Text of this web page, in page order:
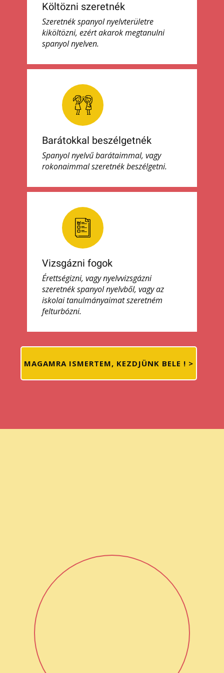
Költözni szeretnék
Szeretnék spanyol nyelvterületre
kiköltözni, ezért akarok megtanulni
spanyol nyelven.
Barátokkal beszélgetnék
Spanyol nyelvű barátaimmal, vagy
rokonaimmal szeretnék beszélgetni.
Vizsgázni fogok
Érettségizni, vagy nyelvvizsgázni
szeretnék spanyol nyelvből, vagy az
iskolai tanulmányaimat szeretném
felturbózni.
MAGAMRA ISMERTEM, KEZDJÜNK BELE ! >